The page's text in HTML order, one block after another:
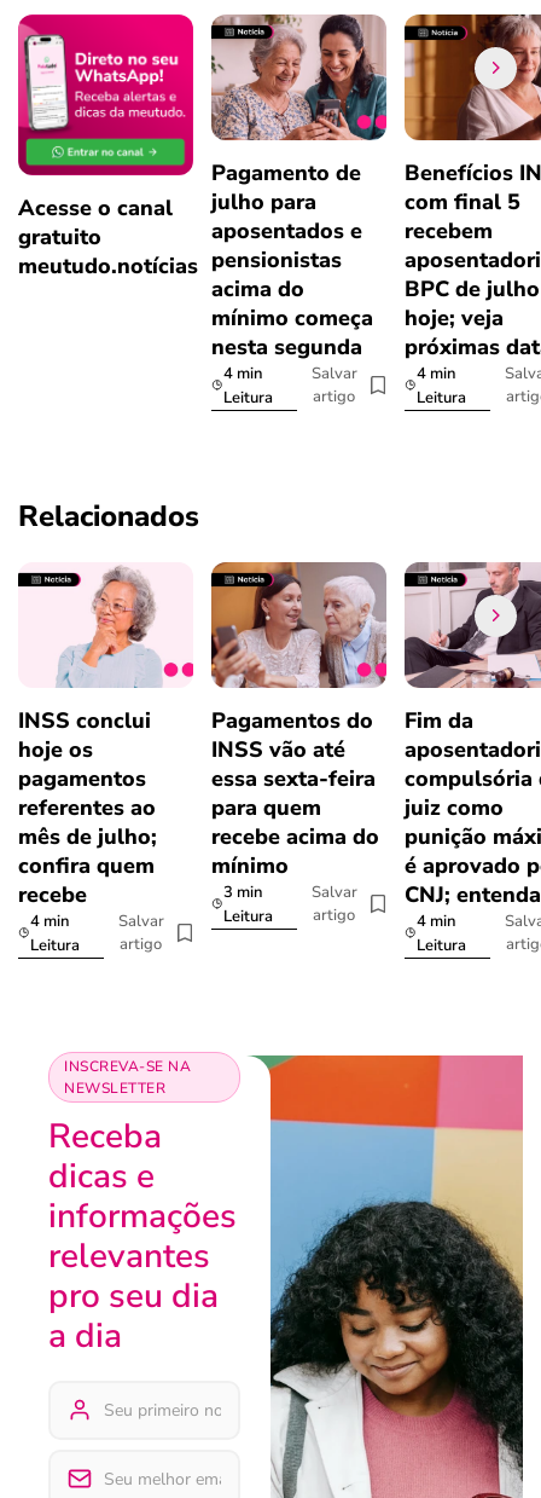
Acesse o canal
gratuito
meutudo.notícias
Pagamento de
julho para
aposentados e
pensionistas
acima do
mínimo começa
nesta segunda
4 min
Leitura
Salvar
artigo
Benefícios
com final 5
recebem
BPC de julho
hoje; veja
próximas
4 min
Leitura
Relacionados
INSS conclui
hoje os
pagamentos
referentes ao
mês de julho;
confira quem
recebe
4 min
Leitura
Salvar
artigo
Pagamentos do
INSS vão até
essa sexta-feira
para quem
recebe acima do
mínimo
3 min
Leitura
Salvar
artigo
Fim da
compulsória
juiz como
punição
é aprovado
CNJ; entenda
4 min
Leitura
INSCREVA-SE NA
NEWSLETTER
Receba
dicas e
informações
relevantes
pro seu dia
a dia